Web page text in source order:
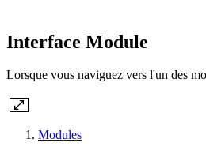
Interface Module
Lorsque vous naviguez vers l'un des
Modules